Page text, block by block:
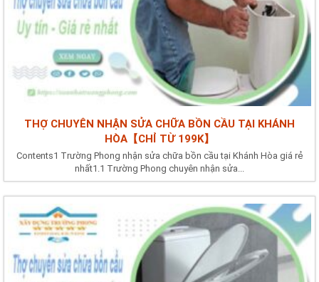
THỢ CHUYÊN NHẬN SỬA CHỮA BỒN CẦU TẠI KHÁNH
HÒA【CHỈ TỪ 199K】
Contents1 Trường Phong nhận sửa chữa bồn cầu tại Khánh Hòa giá rẻ
nhất1.1 Trường Phong chuyên nhận sửa...